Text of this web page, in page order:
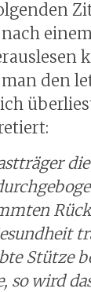
nach
den
Stütze
so wird